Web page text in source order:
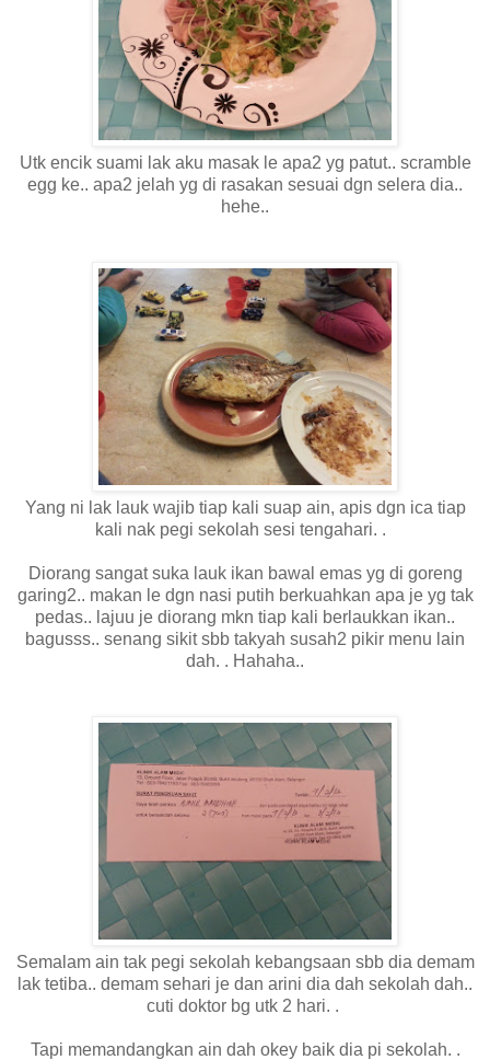
Utk encik suami lak aku masak le apa2 yg patut.. scramble
egg ke.. apa2 jelah yg di rasakan sesuai dgn selera dia..
hehe..
Yang ni lak lauk wajib tiap kali suap ain, apis dgn ica tiap
kali nak pegi sekolah sesi tengahari. .
Diorang sangat suka lauk ikan bawal emas yg di goreng
garing2.. makan le dgn nasi putih berkuahkan apa je yg tak
pedas.. lajuu je diorang mkn tiap kali berlaukkan ikan..
bagusss.. senang sikit sbb takyah susah2 pikir menu lain
dah. . Hahaha..
Semalam ain tak pegi sekolah kebangsaan sbb dia demam
lak tetiba.. demam sehari je dan arini dia dah sekolah dah..
cuti doktor bg utk 2 hari. .
Tapi memandangkan ain dah okey baik dia pi sekolah. .